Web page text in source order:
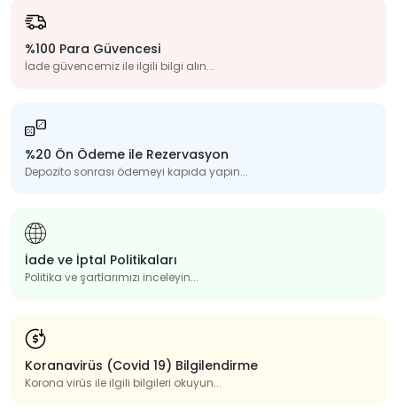
%100 Para Güvencesi
İade güvencemiz ile ilgili bilgi alın...
%20 Ön Ödeme ile Rezervasyon
Depozito sonrası ödemeyi kapıda yapın...
İade ve İptal Politikaları
Politika ve şartlarımızı inceleyin...
Koranavirüs (Covid 19) Bilgilendirme
Korona virüs ile ilgili bilgileri okuyun...